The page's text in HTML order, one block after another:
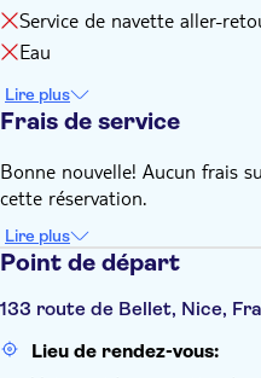
Service de navette aller-
Eau
Lire plus
Frais de service
Bonne nouvelle! Aucun frais
cette réservation.
Lire plus
Point de départ
133 route de Bellet, Nice,
Lieu de rendez-vous: